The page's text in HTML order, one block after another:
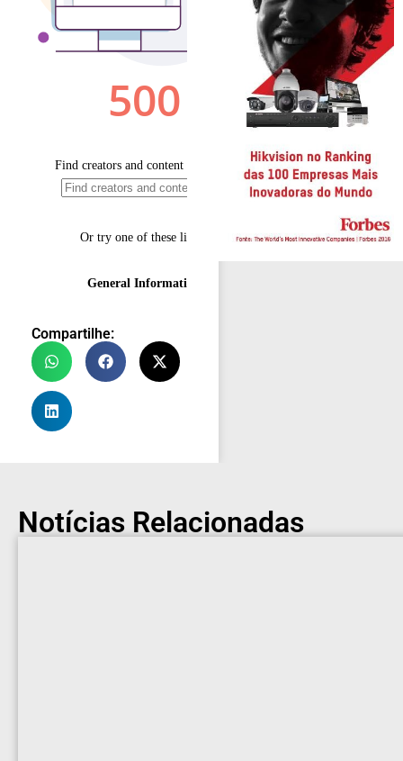
Compartilhe:
Notícias Relacionadas